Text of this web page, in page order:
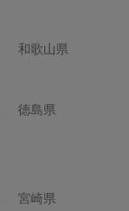
和歌山県
徳島県
宮崎県